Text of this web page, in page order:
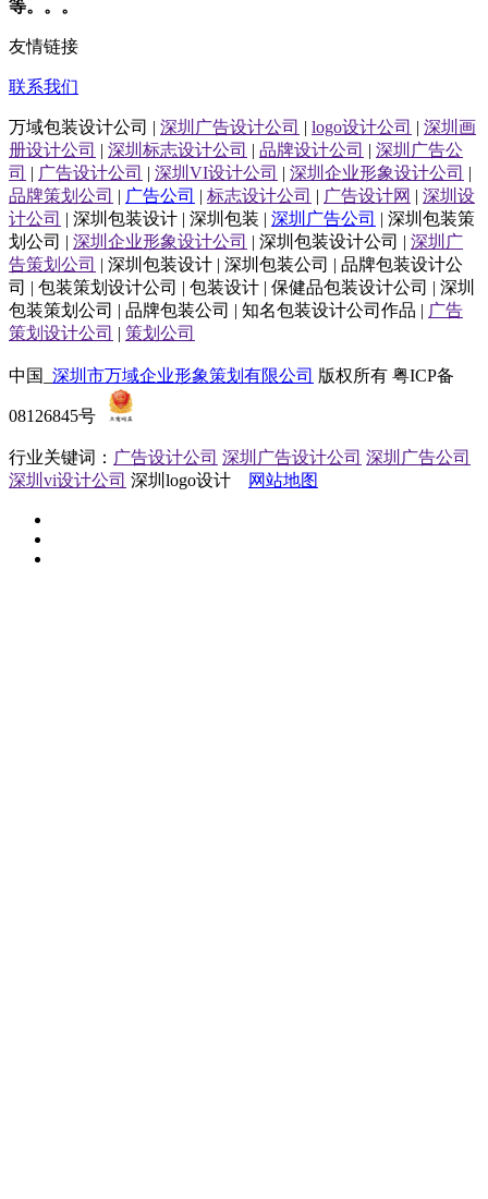
等。。。
友情链接
联系我们
万域包装设计公司 | 深圳广告设计公司 | logo设计公司 | 深圳画
册设计公司 | 深圳标志设计公司 | 品牌设计公司 | 深圳广告公
司 | 广告设计公司 | 深圳VI设计公司 | 深圳企业形象设计公司 |
品牌策划公司 | 广告公司 | 标志设计公司 | 广告设计网 | 深圳设
计公司 | 深圳包装设计 | 深圳包装 | 深圳广告公司 | 深圳包装策
划公司 | 深圳企业形象设计公司 | 深圳包装设计公司 | 深圳广
告策划公司 | 深圳包装设计 | 深圳包装公司 | 品牌包装设计公
司 | 包装策划设计公司 | 包装设计 | 保健品包装设计公司 | 深圳
包装策划公司 | 品牌包装公司 | 知名包装设计公司作品 | 广告
策划设计公司 | 策划公司
中国_ 深圳市万域企业形象策划有限公司 版权所有 粤ICP备
08126845号
行业关键词： 广告设计公司 深圳广告设计公司 深圳广告公司
深圳vi设计公司 深圳logo设计 网站地图